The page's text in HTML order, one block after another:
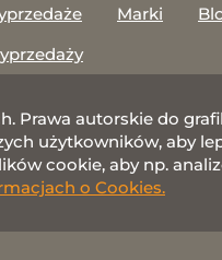
Marki
Prawa autorskie do
użytkowników, aby
cookie, aby np.
o Cookies.